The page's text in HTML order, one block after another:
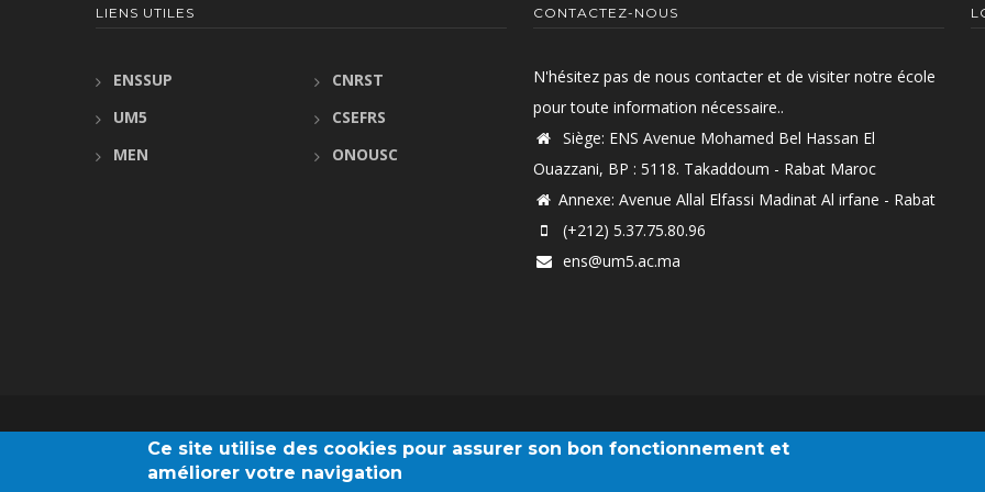
LIENS UTILES
ENSSUP
UM5
MEN
CNRST
CSEFRS
ONOUSC
CONTACTEZ-NOUS
N'hésitez pas de nous contacter et de visiter notre école
pour toute information nécessaire..
Siège: ENS Avenue Mohamed Bel Hassan El
Ouazzani, BP : 5118. Takaddoum - Rabat Maroc
Annexe: Avenue Allal Elfassi Madinat Al irfane - Rabat
(+212) 5.37.75.80.96
ens@um5.ac.ma
Université Mohammed V Rabat
Ce site utilise des cookies pour assurer son bon fonctionnement et
améliorer votre navigation